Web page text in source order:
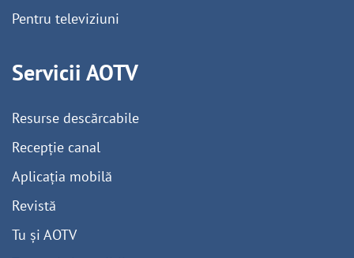
Pentru televiziuni
Servicii AOTV
Resurse descărcabile
Recepție canal
Aplicația mobilă
Revistă
Tu și AOTV